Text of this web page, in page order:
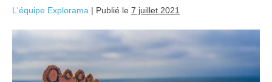
L'équipe Explorama | Publié le 7 juillet 2021